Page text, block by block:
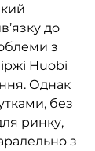
до
з
Huobi
Однак
без
ринку,
з